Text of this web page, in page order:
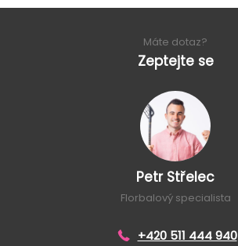
Máte dotaz?
Zeptejte se
Petr Střelec
Florbalový specialista
+420 511 444 940